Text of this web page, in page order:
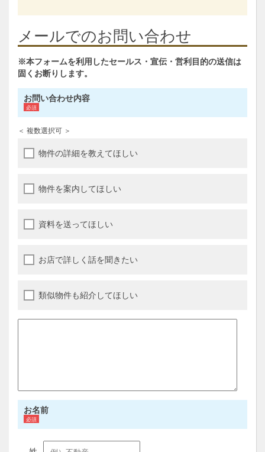
メールでのお問い合わせ
※本フォームを利用したセールス・宣伝・営利目的の送信は
固くお断りします。
お問い合わせ内容
＜ 複数選択可 ＞
物件の詳細を教えてほしい
物件を案内してほしい
資料を送ってほしい
お店で詳しく話を聞きたい
類似物件も紹介してほしい
お名前